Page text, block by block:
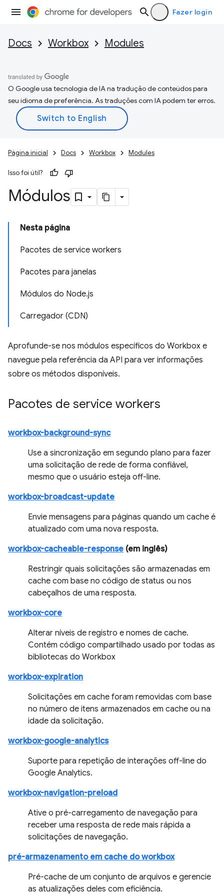
Fazer login
Docs Workbox Modules
O Google usa tecnologia de IA na tradução de conteúdos para
seu idioma de preferência. As traduções com IA podem ter erros.
Página inicial Docs Workbox Modules
Isso foi útil?
Módulos
Nesta página
Pacotes de service workers
Pacotes para janelas
Módulos do Node.js
Carregador (CDN)
Aprofunde-se nos módulos específicos do Workbox e
navegue pela referência da API para ver informações
sobre os métodos disponíveis.
Pacotes de service workers
workbox-background-sync
Use a sincronização em segundo plano para fazer
uma solicitação de rede de forma confiável,
mesmo que o usuário esteja off-line.
workbox-broadcast-update
Envie mensagens para páginas quando um cache é
atualizado com uma nova resposta.
workbox-cacheable-response (em inglês)
Restringir quais solicitações são armazenadas em
cache com base no código de status ou nos
cabeçalhos de uma resposta.
workbox-core
Alterar níveis de registro e nomes de cache.
Contém código compartilhado usado por todas as
bibliotecas do Workbox
workbox-expiration
Solicitações em cache foram removidas com base
no número de itens armazenados em cache ou na
idade da solicitação.
workbox-google-analytics
Suporte para repetição de interações off-line do
Google Analytics.
workbox-navigation-preload
Ative o pré-carregamento de navegação para
receber uma resposta de rede mais rápida a
solicitações de navegação.
pré-armazenamento em cache do workbox
Pré-cache de um conjunto de arquivos e gerencie
as atualizações deles com eficiência.